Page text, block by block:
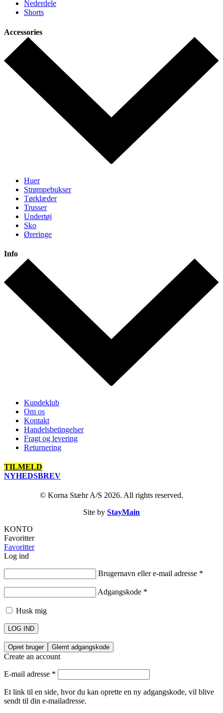
Nederdele
Shorts
Accessories
Huer
Strømpebukser
Tørklæder
Trusser
Undertøj
Sko
Øreringe
Info
Kundeklub
Om os
Kontakt
Handelsbetingelser
Fragt og levering
Returnering
TILMELD
NYHEDSBREV
© Korna Stæhr A/S 2026. All rights reserved.
Site by StayMain
KONTO
Favoritter
Favoritter
Log ind
Brugernavn eller e-mail adresse *
Adgangskode *
Husk mig
LOG IND
Opret bruger Glemt adgangskode
Create an account
E-mail adresse *
Et link til en side, hvor du kan oprette en ny adgangskode, vil blive
sendt til din e-mailadresse.